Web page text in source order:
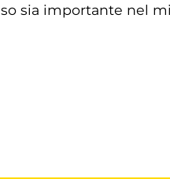
sia importante nel
ho riti particolare,